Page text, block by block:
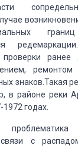
редемаркации.
ранее
ремонтом
знаков.Такая
в районе реки
годах.
проблематика
с